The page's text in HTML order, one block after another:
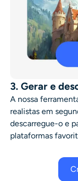
3. Gerar e
A nossa
realistas em
descarregue-o e
plataformas